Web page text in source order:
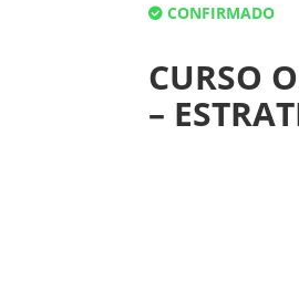
CONFIRMADO
CURSO
–